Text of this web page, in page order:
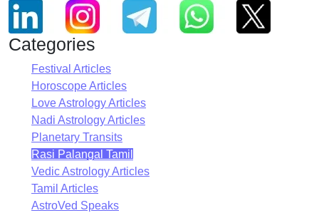
Categories
Festival Articles
Horoscope Articles
Love Astrology Articles
Nadi Astrology Articles
Planetary Transits
Rasi Palangal Tamil
Vedic Astrology Articles
Tamil Articles
AstroVed Speaks